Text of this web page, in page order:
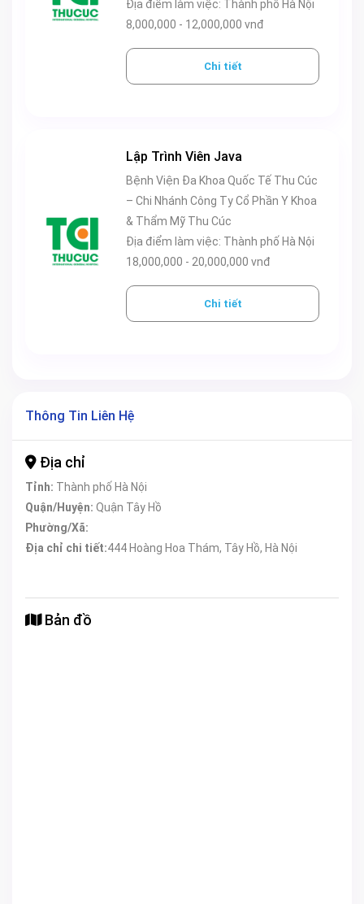
công. Người bệnh lựa chọn khám chữa bệnh tại đây không
tận tình, chu đáo. Tỷ lệ hài lòng khi khám chữa bệnh lên tới
Địa điểm làm việc: Thành phố Hà Nội
8,000,000 - 12,000,000 vnđ
Chi tiết
Lập Trình Viên Java
Bệnh Viện Đa Khoa Quốc Tế Thu Cúc
– Chi Nhánh Công Ty Cổ Phần Y Khoa
& Thẩm Mỹ Thu Cúc
Địa điểm làm việc: Thành phố Hà Nội
18,000,000 - 20,000,000 vnđ
Chi tiết
Thông Tin Liên Hệ
Địa chỉ
Tỉnh: Thành phố Hà Nội
Quận/Huyện: Quận Tây Hồ
Phường/Xã:
Địa chỉ chi tiết:444 Hoàng Hoa Thám, Tây Hồ, Hà Nội
Bản đồ